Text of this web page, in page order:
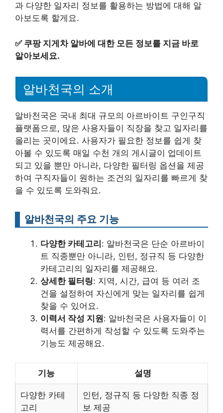
과 다양한 일자리 정보를 활용하는 방법에 대해 알
아보도록 할게요.
✅ 쿠팡 지게차 알바에 대한 모든 정보를 지금 바로
알아보세요.
알바천국의 소개
알바천국은 국내 최대 규모의 아르바이트 구인구직
플랫폼으로, 많은 사용자들이 직장을 찾고 일자리를
올리는 곳이에요. 사용자가 필요한 정보를 쉽게 찾
아볼 수 있도록 매일 수천 개의 게시글이 업데이트
되고 있을 뿐만 아니라, 다양한 필터링 옵션을 제공
하여 구직자들이 원하는 조건의 일자리를 빠르게 찾
을 수 있도록 도와줘요.
알바천국의 주요 기능
다양한 카테고리 : 알바천국은 단순 아르바이
트 직종뿐만 아니라, 인턴, 정규직 등 다양한
카테고리의 일자리를 제공해요.
상세한 필터링: 지역, 시간, 급여 등 여러 조
건을 설정하여 자신에게 맞는 일자리를 쉽게
찾을 수 있어요.
이력서 작성 지원: 알바천국은 사용자들이 이
력서를 간편하게 작성할 수 있도록 도와주는
기능도 제공해요.
기능 설명
다양한 카테
고리
인턴, 정규직 등 다양한 직종 정
보 제공